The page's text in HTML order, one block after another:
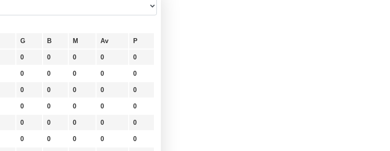
G B M Av P
0 0 0 0 0
0 0 0 0 0
0 0 0 0 0
0 0 0 0 0
0 0 0 0 0
0 0 0 0 0